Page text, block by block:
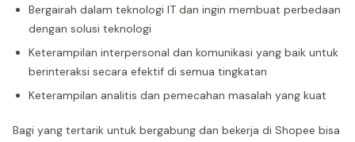
Bergairah dalam teknologi IT dan ingin membuat perbedaan
dengan solusi teknologi
Keterampilan interpersonal dan komunikasi yang baik untuk
berinteraksi secara efektif di semua tingkatan
Keterampilan analitis dan pemecahan masalah yang kuat
Bagi yang tertarik untuk bergabung dan bekerja di Shopee bisa